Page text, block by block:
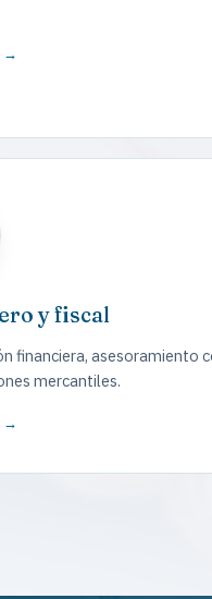
→
y fiscal
financiera, asesoramiento
mercantiles.
→